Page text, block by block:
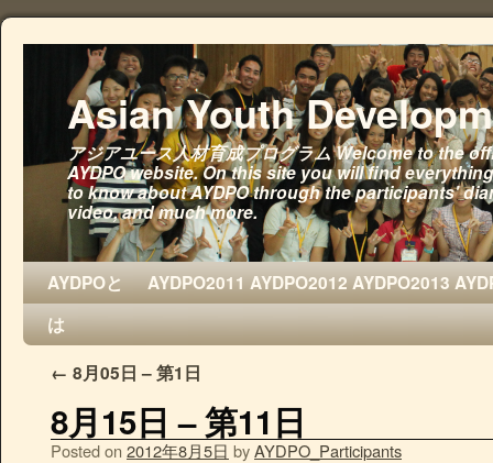
Asian Youth
アジアユース人材育成プログラム Welcome to the
AYDPO website. On this site you will find
to know about AYDPO through the participants'
video, and much more.
AYDPOと
は
AYDPO2011AYDPO2012AYDPO2013
← 8月05日 – 第1日
8月15日 – 第11日
Posted on 2012年8月5日 byAYDPO_Participants